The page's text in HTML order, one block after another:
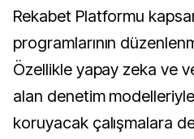
Rekabet Platformu
programlarının
Özellikle yapay zeka ve
alan denetim
koruyacak çalışmalara